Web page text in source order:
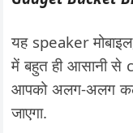
यह speaker
में बहुत ही आसानी
आपको अलग-अलग
जाएगा.